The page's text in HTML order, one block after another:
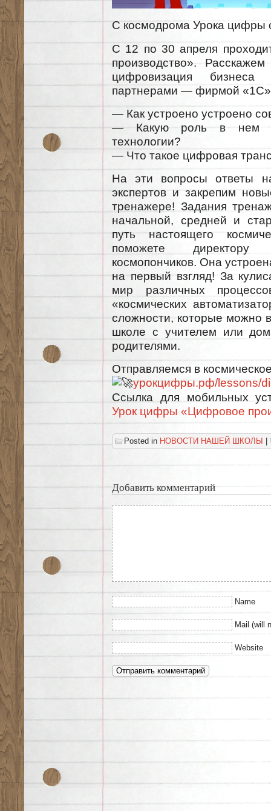
С космодрома Урока цифры
С 12 по 30 апреля
производство».
цифровизация
партнерами — фирмой
— Как устроено устроено
— Какую роль в нем
технологии?
— Что такое цифровая
На эти вопросы ответы
экспертов и закрепим
тренажере! Задания
начальной, средней и
путь настоящего
поможете директору
космопончиков. Она
на первый взгляд! За
мир различных
«космических
сложности, которые можно
школе с учителем или
родителями.
Отправляемся в
урокцифры.рф/lessons/
Ссылка для мобильных
Урок цифры «Цифровое
Posted in НОВОСТИ НАШЕЙ ШКОЛЫ |
Добавить комментарий
Name
Mail (will
Website